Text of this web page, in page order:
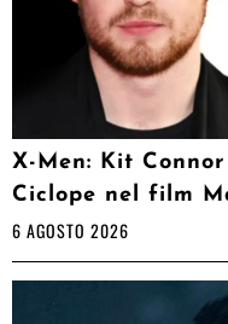
X-Men: Kit
Ciclope nel film
6 AGOSTO 2026